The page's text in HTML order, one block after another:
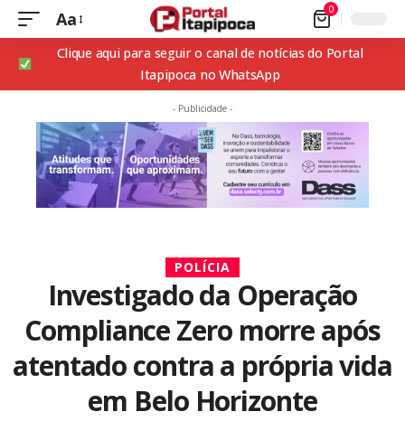
Aa 0
Clique aqui para seguir o canal de notícias do Portal
Itapipoca no WhatsApp
- Publicidade -
POLÍCIA
Investigado da Operação
Compliance Zero morre após
atentado contra a própria vida
em Belo Horizonte